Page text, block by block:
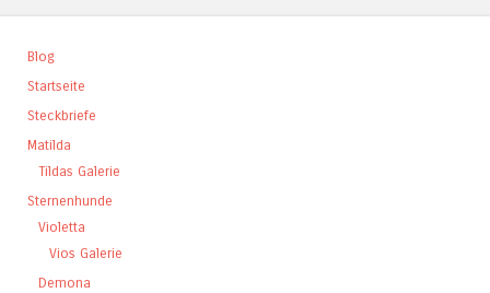
Blog
Startseite
Steckbriefe
Matilda
Tildas Galerie
Sternenhunde
Violetta
Vios Galerie
Demona